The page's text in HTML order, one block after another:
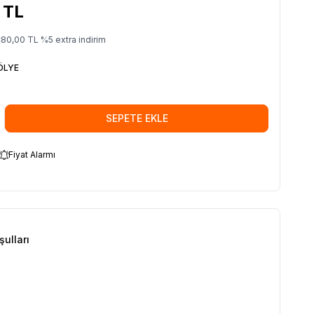
TL
TL %5 extra indirim
SEPETE EKLE
Fiyat Alarmı